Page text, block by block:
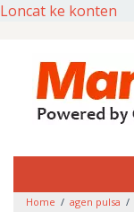
Loncat ke konten
Home / agen pulsa /